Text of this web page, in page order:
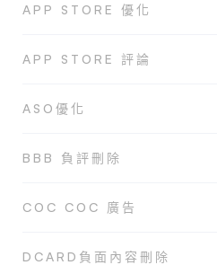
APP STORE 優化
APP STORE 評論
ASO優化
BBB 負評刪除
COC COC 廣告
DCARD負面內容刪除